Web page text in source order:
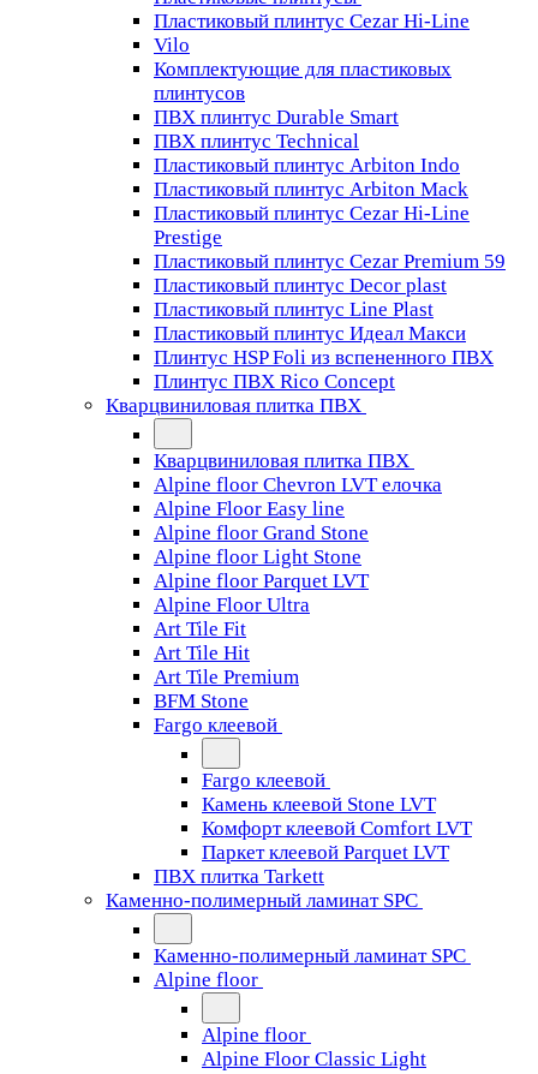
Пластиковый плинтус Cezar Hi-Line
Vilo
Комплектующие для пластиковых
плинтусов
ПВХ плинтус Durable Smart
ПВХ плинтус Technical
Пластиковый плинтус Arbiton Indo
Пластиковый плинтус Arbiton Mack
Пластиковый плинтус Cezar Hi-Line
Prestige
Пластиковый плинтус Cezar Premium 59
Пластиковый плинтус Decor plast
Пластиковый плинтус Line Plast
Пластиковый плинтус Идеал Макси
Плинтус HSP Foli из вспененного ПВХ
Плинтус ПВХ Rico Concept
Кварцвиниловая плитка ПВХ
Кварцвиниловая плитка ПВХ
Alpine floor Chevron LVT елочка
Alpine Floor Easy line
Alpine floor Grand Stone
Alpine floor Light Stone
Alpine floor Parquet LVT
Alpine Floor Ultra
Art Tile Fit
Art Tile Hit
Art Tile Premium
BFM Stone
Fargo клеевой
Fargo клеевой
Камень клеевой Stone LVT
Комфорт клеевой Comfort LVT
Паркет клеевой Parquet LVT
ПВХ плитка Tarkett
Каменно-полимерный ламинат SPC
Каменно-полимерный ламинат SPC
Alpine floor
Alpine floor
Alpine Floor Classic Light